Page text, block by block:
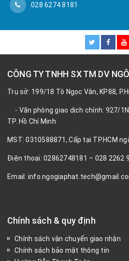
028 6274 8181
CÔNG TY TNHH SX TM DV
Trụ sở: 199/18 Tô Ngọc Vân, KP88,
- Văn phòng giao dịch chính: 927/1N
TP. Hồ Chí Minh
MST: 0310588871, Cấp tại TP.HCM
Điện thoại: 02862748181 – 028 2262
Email:
Chính sách & quy định
Chính sách vận chuyển giao nhận
Chính sách bảo mật thông tin